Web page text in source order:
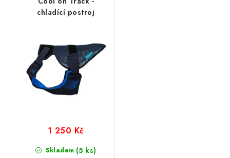
chladící postroj
Skladem (5 ks)
1 250 Kč